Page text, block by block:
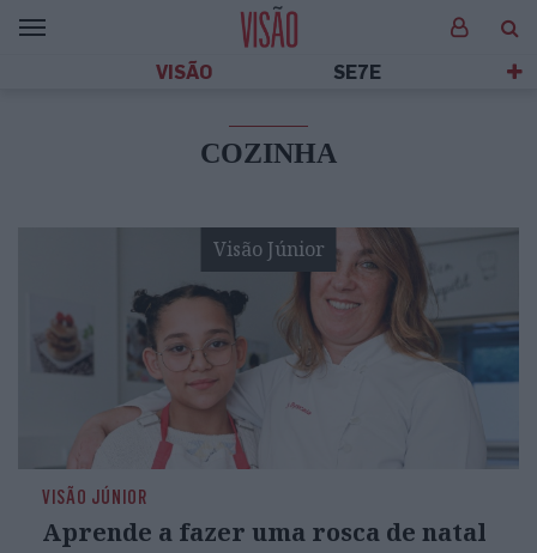
VISÃO SE7E
COZINHA
Visão Júnior
VISÃO JÚNIOR
Aprende a fazer uma rosca de natal